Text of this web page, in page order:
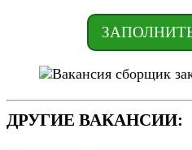
ДРУГИЕ ВАКАНСИИ: